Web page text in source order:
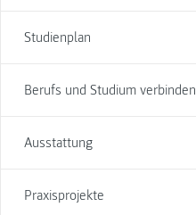
Studienplan
Berufs und Studium verbinden
Ausstattung
Praxisprojekte